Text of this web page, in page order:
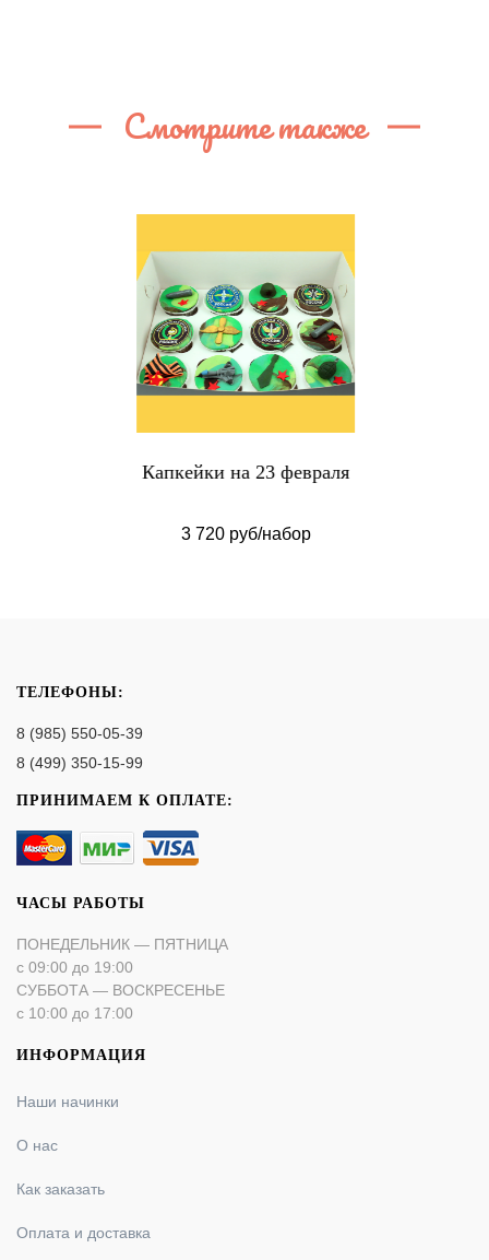
Смотрите также
Капкейки на 23 февраля
3 720 руб/набор
ТЕЛЕФОНЫ:
8 (985) 550-05-39
8 (499) 350-15-99
ПРИНИМАЕМ К ОПЛАТЕ:
ЧАСЫ РАБОТЫ
ПОНЕДЕЛЬНИК — ПЯТНИЦА
с 09:00 до 19:00
СУББОТА — ВОСКРЕСЕНЬЕ
с 10:00 до 17:00
ИНФОРМАЦИЯ
Наши начинки
О нас
Как заказать
Оплата и доставка